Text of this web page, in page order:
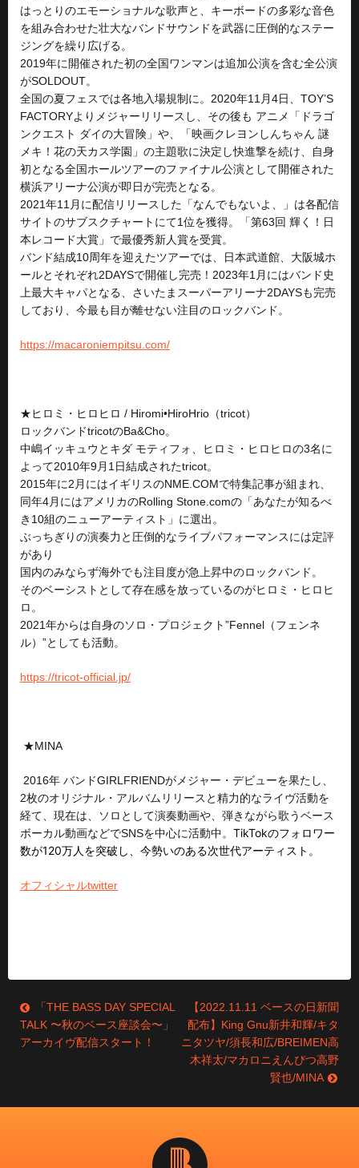
はっとりのエモーショナルな歌声と、キーボードの多彩な音色
を組み合わせた壮大なバンドサウンドを武器に圧倒的なステー
ジングを繰り広げる。
2019年に開催された初の全国ワンマンは追加公演を含む全公演
がSOLDOUT。
全国の夏フェスでは各地入場規制に。2020年11月4日、TOY’S
FACTORYよりメジャーリリースし、その後も アニメ「ドラゴ
ンクエスト ダイの大冒険」や、「映画クレヨンしんちゃん 謎
メキ！花の天カス学園」の主題歌に決定し快進撃を続け、自身
初となる全国ホールツアーのファイナル公演として開催された
横浜アリーナ公演が即日が完売となる。
2021年11月に配信リリースした「なんでもないよ、」は各配信
サイトのサブスクチャートにて1位を獲得。「第63回 輝く！日
本レコード大賞」で最優秀新人賞を受賞。
バンド結成10周年を迎えたツアーでは、日本武道館、大阪城ホ
ールとそれぞれ2DAYSで開催し完売！2023年1月にはバンド史
上最大キャパとなる、さいたまスーパーアリーナ2DAYSも完売
しており、今最も目が離せない注目のロックバンド。
https://macaroniempitsu.com/
★ヒロミ・ヒロヒロ / Hiromi•HiroHrio（tricot）
ロックバンドtricotのBa&Cho。
中嶋イッキュウとキダ モティフォ、ヒロミ・ヒロヒロの3名に
よって2010年9月1日結成されたtricot。
2015年に2月にはイギリスのNME.COMで特集記事が組まれ、
同年4月にはアメリカのRolling Stone.comの「あなたが知るべ
き10組のニューアーティスト」に選出。
ぶっちぎりの演奏力と圧倒的なライブパフォーマンスには定評
があり
国内のみならず海外でも注目度が急上昇中のロックバンド。
そのベーシストとして存在感を放っているのがヒロミ・ヒロヒ
ロ。
2021年からは自身のソロ・プロジェクト”Fennel（フェンネ
ル）”としても活動。
https://tricot-official.jp/
★MINA
2016年 バンドGIRLFRIENDがメジャー・デビューを果たし、
2枚のオリジナル・アルバムリリースと精力的なライヴ活動を
経て、現在は、ソロとして演奏動画や、弾きながら歌うベース
ボーカル動画などでSNSを中心に活動中。 TikTokのフォロワー
数が120万人を突破し、今勢いのある次世代アーティスト。
オフィシャルtwitter
投
稿
「THE BASS DAY SPECIAL
TALK 〜秋のベース座談会〜」
アーカイヴ配信スタート！
【2022.11.11 ベースの日新聞
配布】King Gnu新井和輝/キタ
ニタツヤ/須長和広/BREIMEN高
木祥太/マカロニえんぴつ高野
賢也/MINA